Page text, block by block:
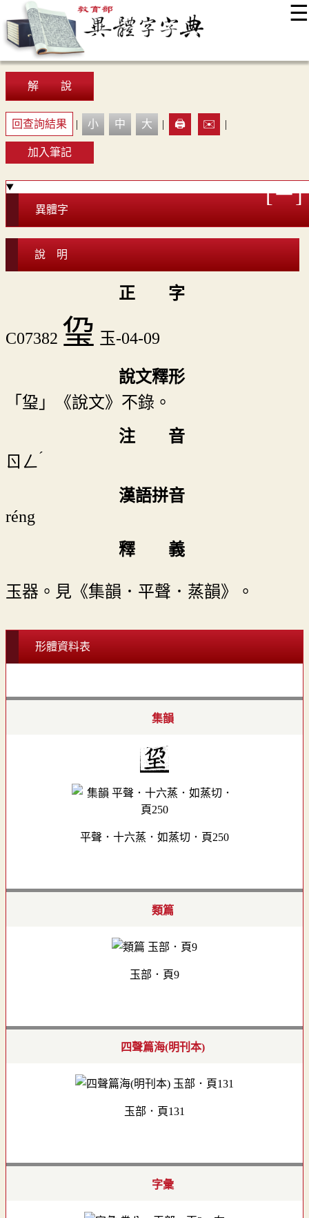
☰
最新消息
顯示模式
解 說
回查詢結果 | 小 中 大 | 🖨️ ✉️ |
加入筆記
異體字
說 明
正 字
C07382 㺱 玉-04-09
說文釋形
「㺱」《說文》不錄。
注 音
ㄖㄥˊ
漢語拼音
réng
釋 義
玉器。見《集韻．平聲．蒸韻》。
形體資料表
集韻
平聲．十六蒸．如蒸切．頁250
類篇
玉部．頁9
四聲篇海(明刊本)
玉部．頁131
字彙